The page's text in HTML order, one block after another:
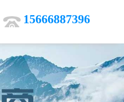
15666887396